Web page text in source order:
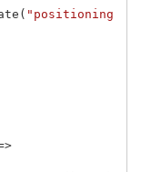
( "positioning